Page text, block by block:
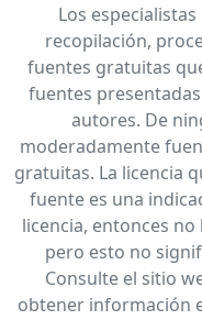
Los
recopilación,
fuentes gratuitas
fuentes
autores. De
moderadamente
gratuitas. La licencia
fuente es una
licencia, entonces
pero esto no
Consulte el sitio
obtener información